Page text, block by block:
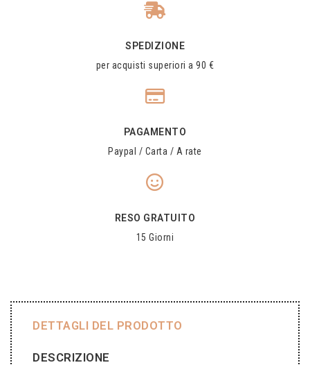
SPEDIZIONE
per acquisti superiori a 90 €
PAGAMENTO
Paypal / Carta / A rate
RESO GRATUITO
15 Giorni
DETTAGLI DEL PRODOTTO
DESCRIZIONE